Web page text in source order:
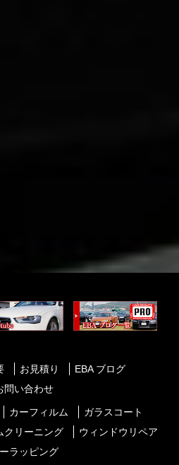
お見積り
EBA ブログ
問い合わせ
カーフィルム
ガラスコート
クリーニング
ウィンドウリペア
ラッピング